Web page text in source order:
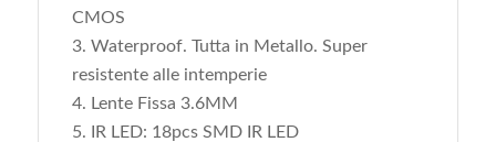
CMOS
Waterproof. Tutta in Metallo. Super
resistente alle intemperie
Lente Fissa 3.6MM
IR LED: 18pcs SMD IR LED